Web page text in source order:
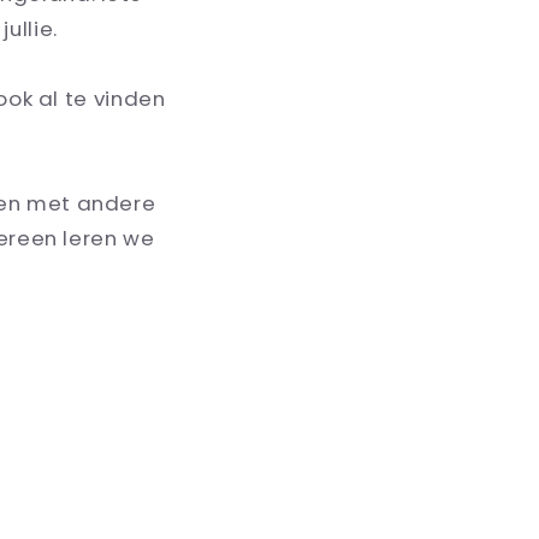
al te vinden
met andere
leren we